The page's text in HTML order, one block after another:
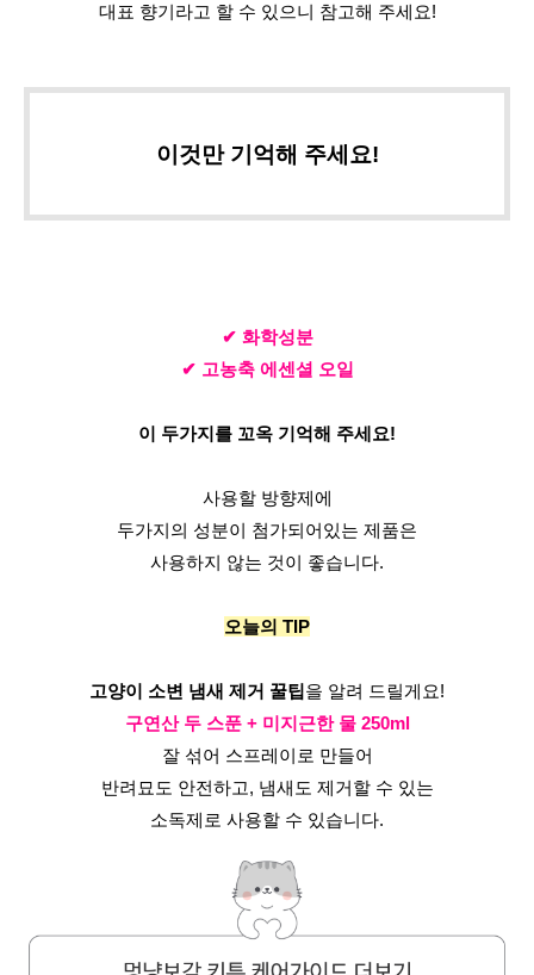
대표 향기라고 할 수 있으니 참고해 주세요!
이것만 기억해 주세요!
✔ 화학성분
✔ 고농축 에센셜 오일
이 두가지를 꼬옥 기억해 주세요!
사용할 방향제에
두가지의 성분이 첨가되어있는 제품은
사용하지 않는 것이 좋습니다.
오늘의 TIP
고양이 소변 냄새 제거 꿀팁을 알려 드릴게요!
구연산 두 스푼 + 미지근한 물 250ml
잘 섞어 스프레이로 만들어
반려묘도 안전하고, 냄새도 제거할 수 있는
소독제로 사용할 수 있습니다.